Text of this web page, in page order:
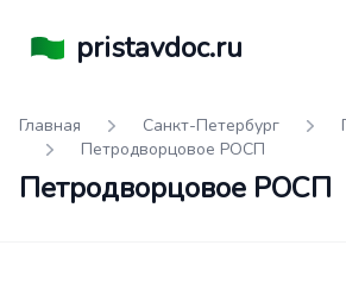
pristavdoc.ru
Главная Санкт-Петербург
Петродворцовое РОСП
Петродворцовое РОСП